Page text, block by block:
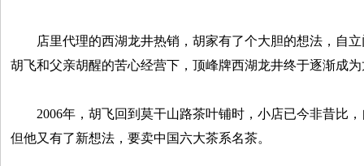
店里代理的西湖龙井热销，胡家有了个大胆的想法，自立
胡飞和父亲胡醒的苦心经营下，顶峰牌西湖龙井终于逐渐成
2006年，胡飞回到莫干山路茶叶铺时，小店已今非昔比，
但他又有了新想法，要卖中国六大茶系名茶。